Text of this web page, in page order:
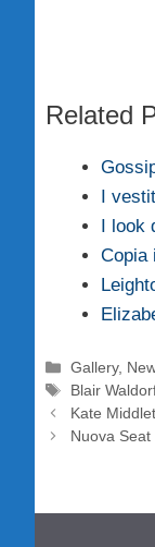
Related
I
I look
Copia
Categorie
Gallery,
Tag
Blair
Kate
Nuova